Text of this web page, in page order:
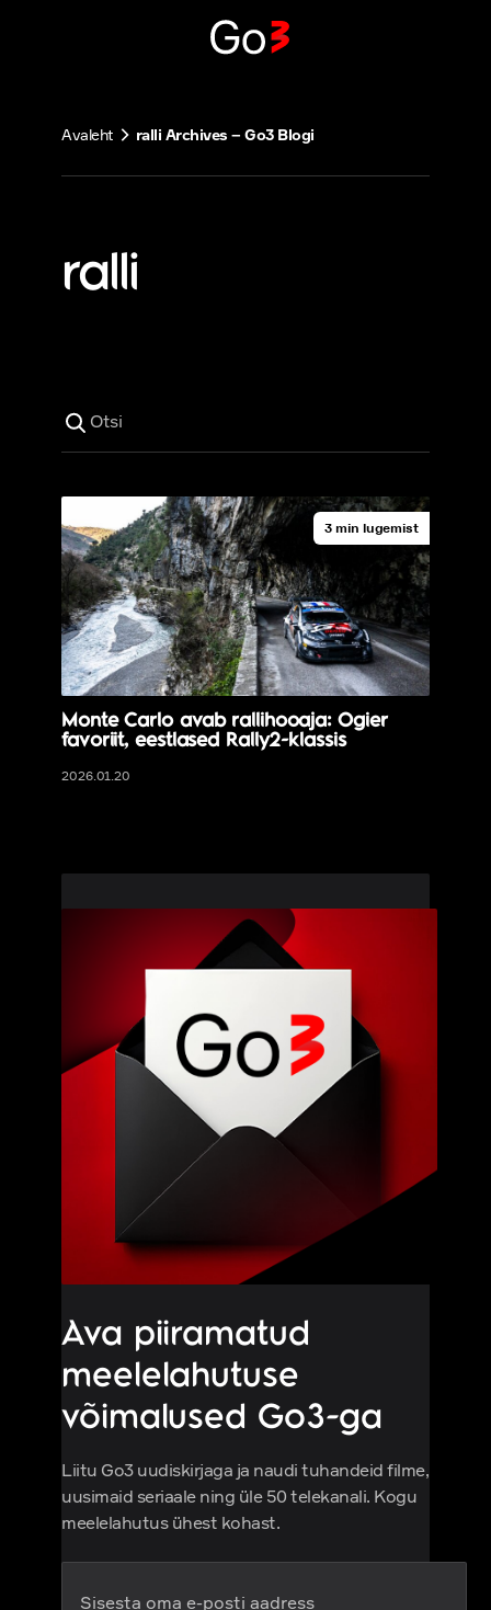
Avaleht ralli Archives – Go3 Blogi
ralli
Otsi
3 min lugemist
Monte Carlo avab rallihooaja: Ogier
favoriit, eestlased Rally2-klassis
2026.01.20
Ava piiramatud
meelelahutuse
võimalused Go3-ga
Liitu Go3 uudiskirjaga ja naudi tuhandeid filme,
uusimaid seriaale ning üle 50 telekanali. Kogu
meelelahutus ühest kohast.